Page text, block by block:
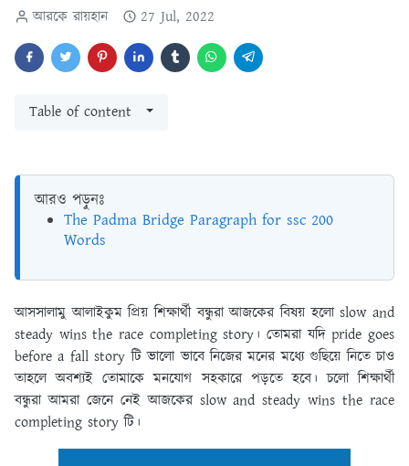
আরকে রায়হান 27 Jul, 2022
Table of content
আরও পড়ুনঃ
The Padma Bridge Paragraph for ssc 200
Words
আসসালামু আলাইকুম প্রিয় শিক্ষার্থী বন্ধুরা আজকের বিষয় হলো slow and
steady wins the race completing story। তোমরা যদি pride goes
before a fall story টি ভালো ভাবে নিজের মনের মধ্যে গুছিয়ে নিতে চাও
তাহলে অবশ্যই তোমাকে মনযোগ সহকারে পড়তে হবে। চলো শিক্ষার্থী
বন্ধুরা আমরা জেনে নেই আজকের slow and steady wins the race
completing story টি।